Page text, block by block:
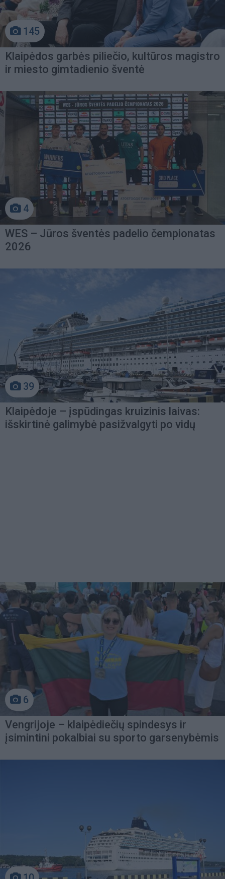
145
Klaipėdos garbės piliečio, kultūros magistro
ir miesto gimtadienio šventė
4
WES – Jūros šventės padelio čempionatas
2026
39
Klaipėdoje – įspūdingas kruizinis laivas:
išskirtinė galimybė pasižvalgyti po vidų
6
Vengrijoje – klaipėdiečių spindesys ir
įsimintini pokalbiai su sporto garsenybėmis